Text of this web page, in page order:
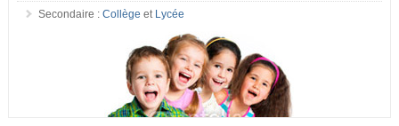
Secondaire : Collège et Lycée